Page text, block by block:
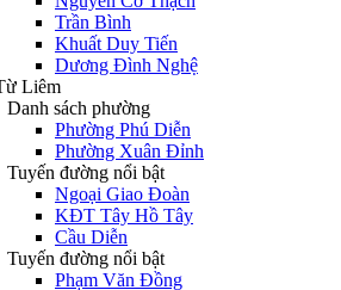
Trần Bình
Khuất Duy Tiến
Dương Đình Nghệ
Liêm
Danh sách phường
Phường Phú Diễn
Phường Xuân Đỉnh
Tuyến đường nổi bật
Ngoại Giao Đoàn
KĐT Tây Hồ Tây
Cầu Diễn
Tuyến đường nổi bật
Phạm Văn Đồng